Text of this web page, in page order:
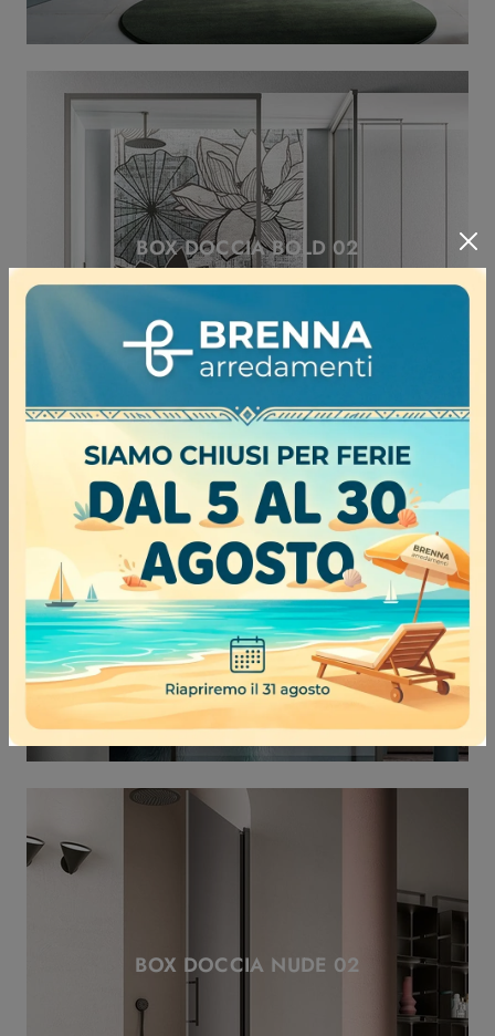
BOX DOCCIA BOLD 02
BOX DOCCIA BOLD 01
BOX DOCCIA NUDE 02